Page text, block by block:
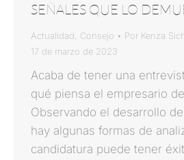
SEÑALES QUE LO
Actualidad Consejo Por Kenza
17 de marzo de 2023
Acaba de tener una
qué piensa el empresario
Observando el desarrollo
hay algunas formas de
candidatura puede tener